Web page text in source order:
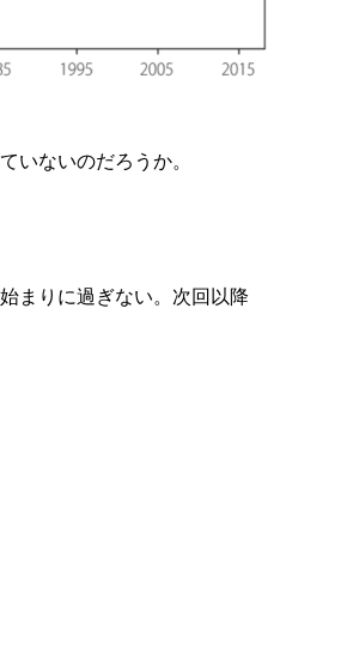
いないのだろうか。
まりに過ぎない。次回以降